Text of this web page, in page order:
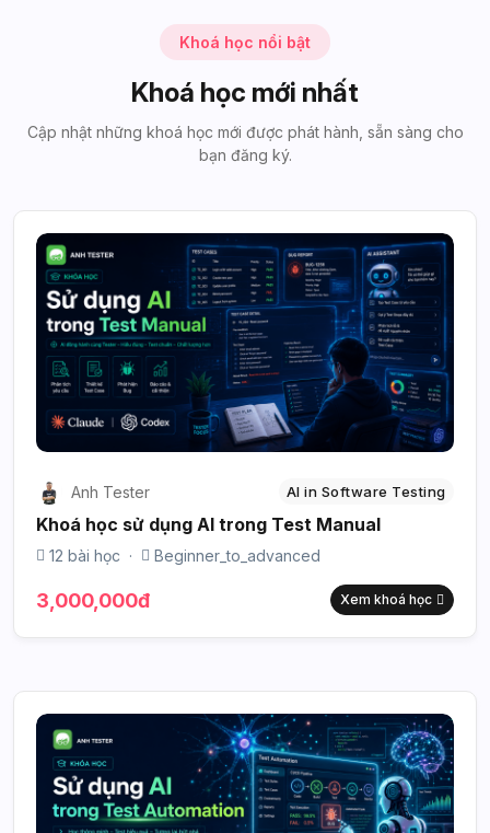
Khoá học nổi bật
Khoá học mới nhất
Cập nhật những khoá học mới được phát hành, sẵn sàng cho
bạn đăng ký.
Anh Tester AI in Software Testing
Khoá học sử dụng AI trong Test Manual
12 bài học · Beginner_to_advanced
3,000,000đ Xem khoá học